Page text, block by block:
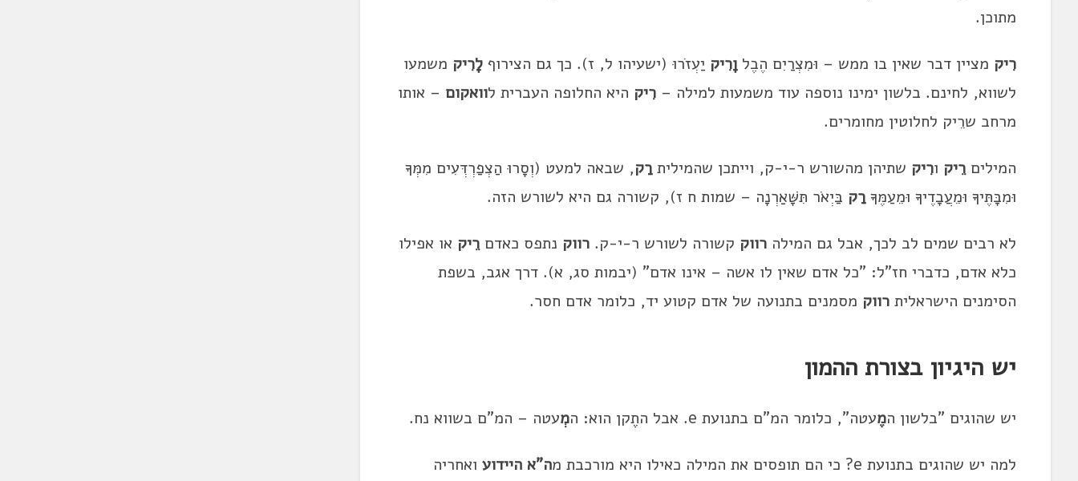
מתוכן.
רִיק מציין דבר שאין בו ממש – וּמִצְרַיִם הֶבֶלוָרִיק יַעְזֹרוּ (ישעיהו ל, ז). כך גם הצירוף לָרִיק משמעו
לשווא, לחינם. בלשון ימינו נוספה עוד משמעות למילה – רִיק היא החלופה העברית לוואקום – אותו
מרחב שרֵיק לחלוטין מחומרים.
המילים רֵיק ורִיק שתיהן מהשורש ר-י-ק, וייתכן שהמיליתרַק, שבאה למעט (וְסָרוּ הַצְפַרְדְּעִים מִמְּךָ
וּמִבָּתֶּיךָ וּמֵעֲבָדֶיךָ וּמֵעַמֶּךָרַק בַּיְאֹר תִּשָּׁאַרְנָה – שמות ח ז), קשורה גם היא לשורש הזה.
לא רבים שמים לב לכך, אבל גם המילה רווק קשורה לשורש ר-י-ק. רווק נתפס כאדםרֵיק או אפילו
כלא אדם, כדברי חז"ל: "כל אדם שאין לו אשה – אינו אדם" (יבמות סג, א). דרך אגב, בשפת
הסימנים הישראלית רווק מסמנים בתנועה של אדם קטוע יד, כלומר אדם חסר.
יש היגיון בצורת ההמון
יש שהוגים "בלשון המֶעטה", כלומר המ"ם בתנועת e. אבל התֶֶקן הוא: ה מְעטה – המ"ם בשווא נח.
למה יש שהוגים בתנועת e? כי הם תופסים את המילה כאילו היא מורכבת מ ה"א היידועואחריה